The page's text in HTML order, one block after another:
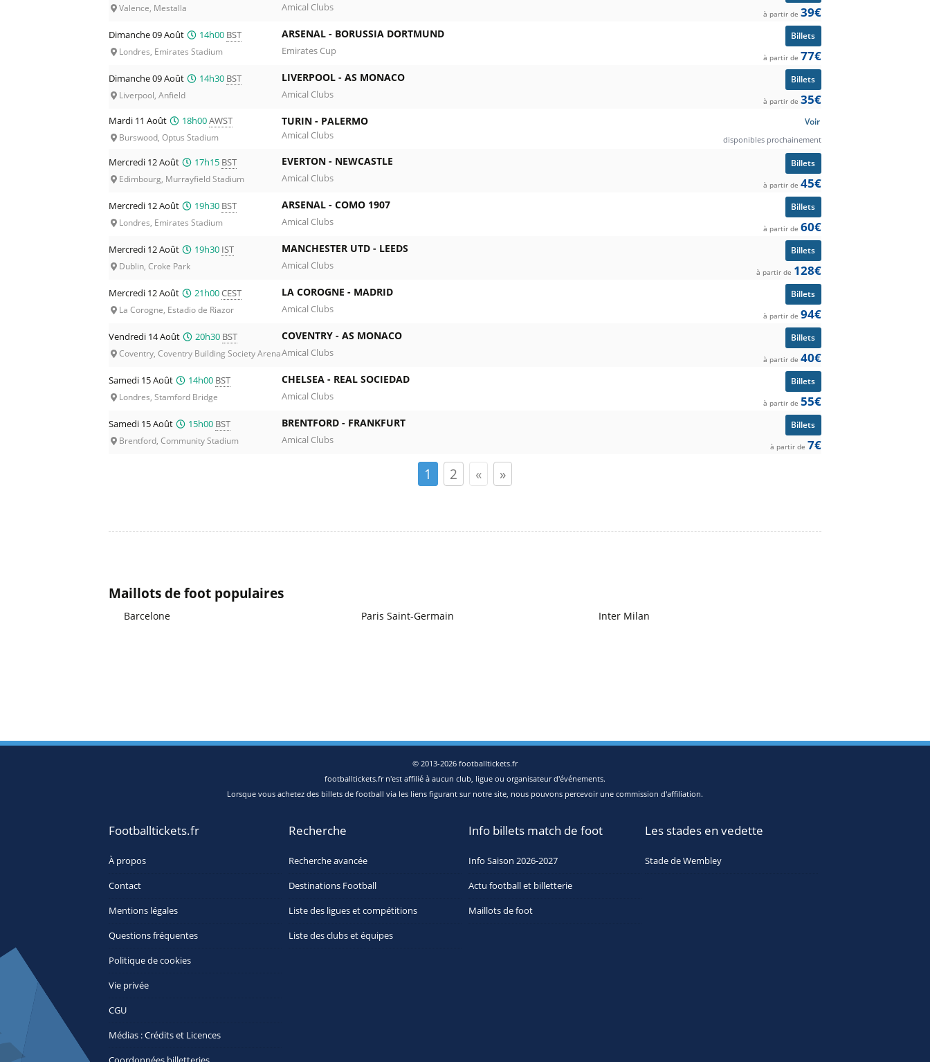
Valence, Mestalla Amical Clubs
à partir de 39€
Dimanche 09 Août 14h00 BST
Londres, Emirates Stadium
Billets
ARSENAL - BORUSSIA DORTMUND
Emirates Cup
à partir de 77€
Dimanche 09 Août 14h30 BST
Liverpool, Anfield
Billets
LIVERPOOL - AS MONACO
Amical Clubs
à partir de 35€
Mardi 11 Août 18h00AWST
Burswood, Optus Stadium
Voir
TURIN - PALERMO
Amical Clubs disponibles prochainement
Mercredi 12 Août 17h15 BST
Edimbourg, Murrayfield Stadium
Billets
EVERTON - NEWCASTLE
Amical Clubs
à partir de 45€
Mercredi 12 Août 19h30 BST
Londres, Emirates Stadium
Billets
ARSENAL - COMO 1907
Amical Clubs
à partir de 60€
Mercredi 12 Août 19h30 IST
Dublin, Croke Park
Billets
MANCHESTER UTD - LEEDS
Amical Clubs
à partir de 128€
Mercredi 12 Août 21h00CEST
La Corogne, Estadio de Riazor
Billets
LA COROGNE - MADRID
Amical Clubs
à partir de 94€
Vendredi 14 Août 20h30 BST
Coventry, Coventry Building Society Arena
Billets
COVENTRY - AS MONACO
Amical Clubs
à partir de 40€
Samedi 15 Août 14h00 BST
Londres, Stamford Bridge
Billets
CHELSEA - REAL SOCIEDAD
Amical Clubs
à partir de 55€
Samedi 15 Août 15h00 BST
Brentford, Community Stadium
Billets
BRENTFORD - FRANKFURT
Amical Clubs
à partir de 7€
1 2 « »
Maillots de foot populaires
Barcelone Paris Saint-Germain Inter Milan
© 2013-2026 footballtickets.fr
footballtickets.fr n'est affilié à aucun club, ligue ou organisateur d'événements.
Lorsque vous achetez des billets de football via les liens figurant sur notre site, nous pouvons percevoir une commission d'affiliation.
Footballtickets.fr
À propos
Contact
Mentions légales
Questions fréquentes
Politique de cookies
Vie privée
CGU
Médias : Crédits et Licences
Recherche
Recherche avancée
Destinations Football
Liste des ligues et compétitions
Liste des clubs et équipes
Info billets match de foot
Info Saison 2026-2027
Actu football et billetterie
Maillots de foot
Les stades en vedette
Stade de Wembley